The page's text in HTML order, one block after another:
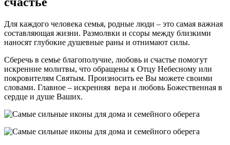
Для каждого человека семья, родные люди – это самая важная
составляющая жизни. Размолвки и ссоры между близкими
наносят глубокие душевные раны и отнимают силы.
Сберечь в семье благополучие, любовь и счастье помогут
искренние молитвы, что обращены к Отцу Небесному или
покровителям Святым. Произносить ее Вы можете своими
словами. Главное – искренняя вера и любовь Божественная в
сердце и душе Ваших.